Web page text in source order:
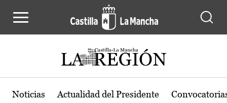
Noticias Actualidad del Presidente